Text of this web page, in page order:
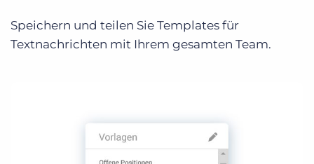
Speichern und teilen Sie Templates für
Textnachrichten mit Ihrem gesamten Team.